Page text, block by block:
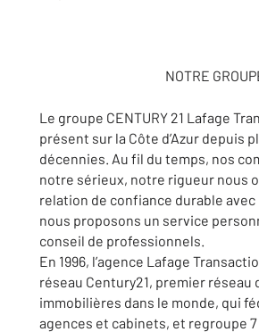
NOTRE
Le groupe CENTURY 21 Lafage
présent sur la Côte d’Azur depuis
décennies. Au fil du temps, nos
notre sérieux, notre rigueur nous
relation de confiance durable avec
nous proposons un service
conseil de professionnels.
En 1996, l’agence Lafage
réseau Century21, premier réseau
immobilières dans le monde, qui
agences et cabinets, et regroupe